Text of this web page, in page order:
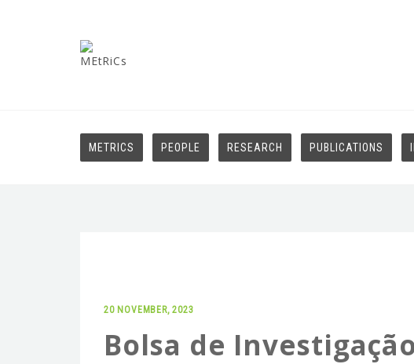
METRICS PEOPLE RESEARCH PUBLICATIONS
20 NOVEMBER, 2023
Bolsa de Investigação